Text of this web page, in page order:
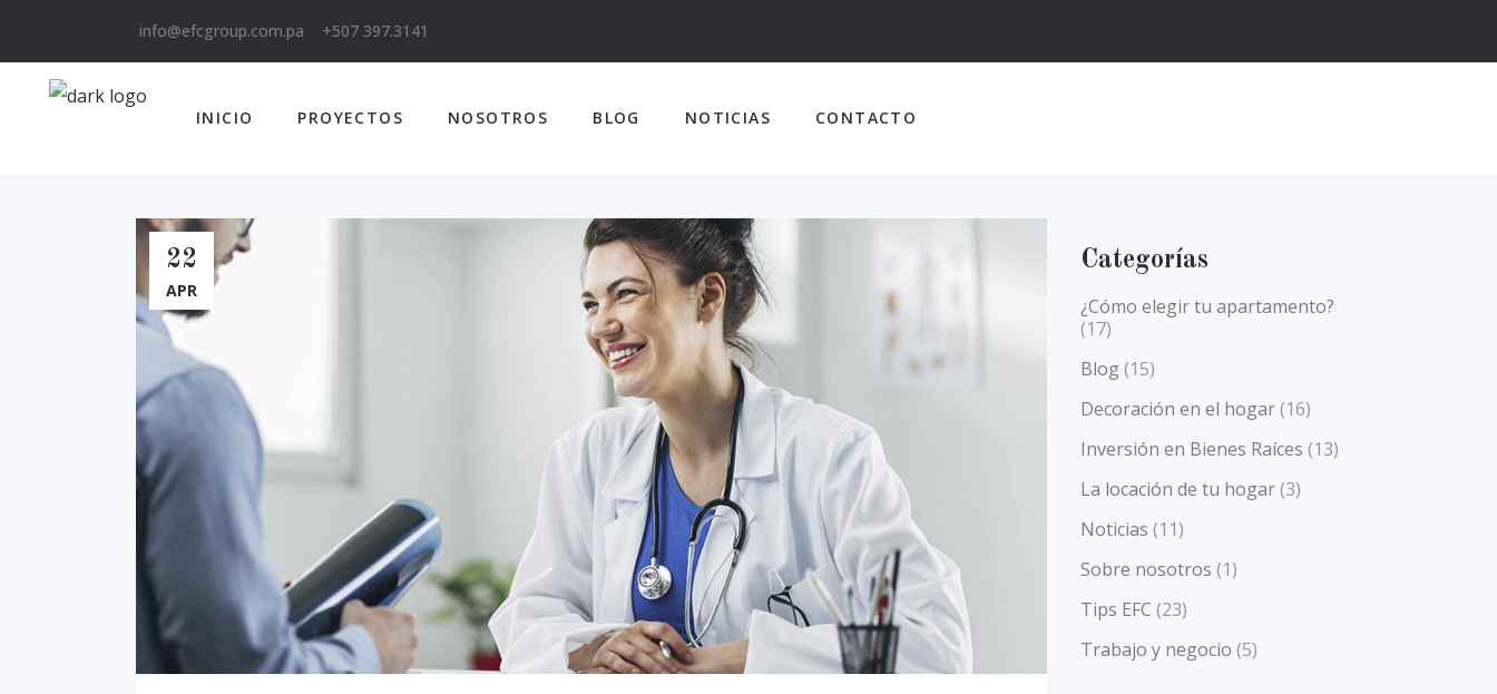
info@efcgroup.com.pa +507 397.3141
INICIO PROYECTOS NOSOTROS BLOG NOTICIAS CONTACTO
22
APR
Categorías
¿Cómo elegir tu apartamento?
(17)
Blog(15)
Decoración en el hogar(16)
Inversión en Bienes Raíces (13)
La locación de tu hogar(3)
Noticias (11)
Sobre nosotros (1)
Tips EFC (23)
Trabajo y negocio (5)